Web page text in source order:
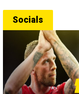
Socials